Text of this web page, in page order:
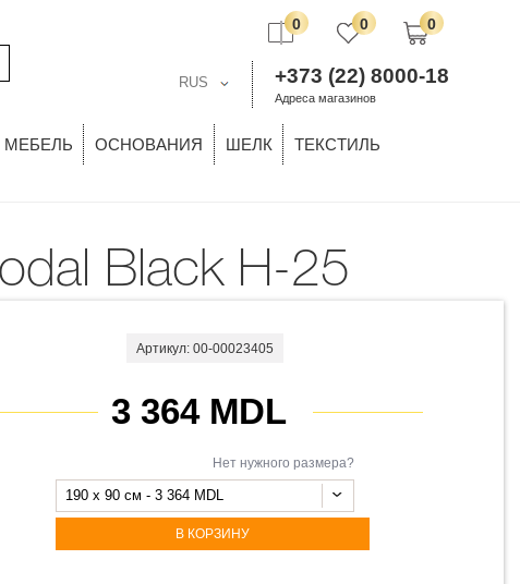
0
0
0
+373 (22) 8000-18
Адреса магазинов
RUS
МЕБЕЛЬ ОСНОВАНИЯ ШЕЛК ТЕКСТИЛЬ
Black H-25
Артикул: 00-00023405
3 364 MDL
Нет нужного размера?
190 x 90 см - 3 364 MDL
В КОРЗИНУ